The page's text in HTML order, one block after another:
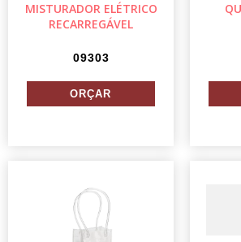
MISTURADOR ELÉTRICO
RECARREGÁVEL
09303